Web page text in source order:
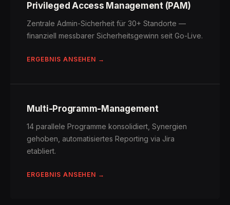
Privileged Access Management (PAM)
Zentrale Admin-Sicherheit für 30+ Standorte —
finanziell messbarer Sicherheitsgewinn seit Go-Live.
ERGEBNIS ANSEHEN →
Multi-Programm-Management
14 parallele Programme konsolidiert, Synergien
gehoben, automatisiertes Reporting via Jira
etabliert.
ERGEBNIS ANSEHEN →